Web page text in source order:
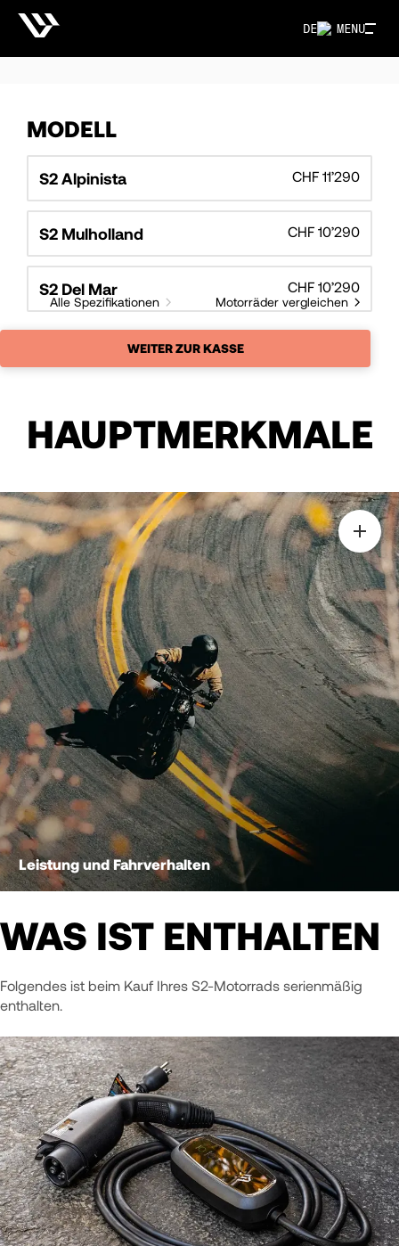
MENU
DE
MODELL
S2 Alpinista CHF 11’290
S2 Mulholland CHF 10’290
S2 Del Mar CHF 10’290
Alle Spezifikationen Motorräder vergleichen
WEITER ZUR KASSE
HAUPTMERKMALE
Leistung und Fahrverhalten
WAS IST ENTHALTEN
Folgendes ist beim Kauf Ihres S2-Motorrads serienmäßig
enthalten.